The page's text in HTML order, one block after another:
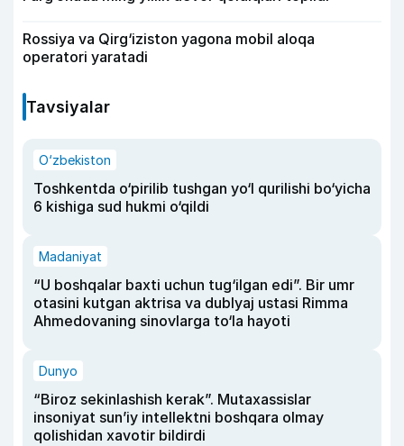
Rossiya va Qirg‘iziston yagona mobil aloqa
operatori yaratadi
Tavsiyalar
O‘zbekiston
Toshkentda o‘pirilib tushgan yo‘l qurilishi bo‘yicha
6 kishiga sud hukmi o‘qildi
Madaniyat
“U boshqalar baxti uchun tug‘ilgan edi”. Bir umr
otasini kutgan aktrisa va dublyaj ustasi Rimma
Ahmedovaning sinovlarga to‘la hayoti
Dunyo
“Biroz sekinlashish kerak”. Mutaxassislar
insoniyat sun’iy intellektni boshqara olmay
qolishidan xavotir bildirdi